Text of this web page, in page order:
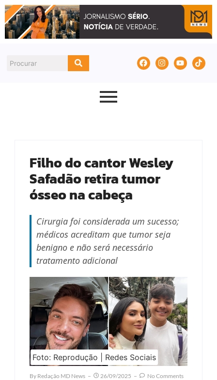
Filho do cantor Wesley
Safadão retira tumor
ósseo na cabeça
Cirurgia foi considerada um sucesso;
médicos acreditam que tumor seja
benigno e não será necessário
tratamento adicional
Foto: Reprodução | Redes Sociais
By Redação MD News 26/09/2025 No Comments